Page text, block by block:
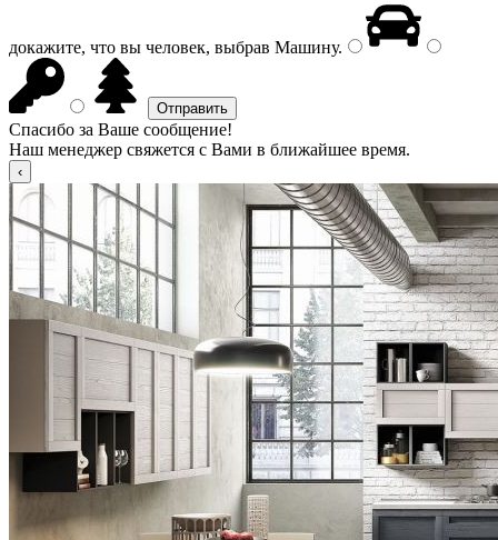
докажите, что вы человек, выбрав Машину.
Спасибо за Ваше сообщение!
Наш менеджер свяжется с Вами в ближайшее время.